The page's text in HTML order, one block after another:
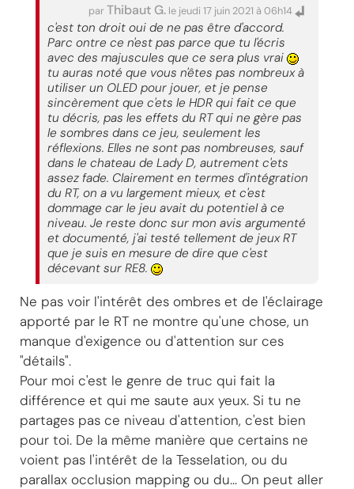
parThibaut G. le jeudi 17 juin 2021 à 06h14
c'est ton droit oui de ne pas être d'accord.
Parc ontre ce n'est pas parce que tu l'écris
avec des majuscules que ce sera plus vrai
tu auras noté que vous n'êtes pas nombreux à
utiliser un OLED pour jouer, et je pense
sincèrement que c'ets le HDR qui fait ce que
tu décris, pas les effets du RT qui ne gère pas
le sombres dans ce jeu, seulement les
réflexions. Elles ne sont pas nombreuses, sauf
dans le chateau de Lady D, autrement c'ets
assez fade. Clairement en termes d'intégration
du RT, on a vu largement mieux, et c'est
dommage car le jeu avait du potentiel à ce
niveau. Je reste donc sur mon avis argumenté
et documenté, j'ai testé tellement de jeux RT
que je suis en mesure de dire que c'est
décevant sur RE8.
Ne pas voir l'intérêt des ombres et de l'éclairage
apporté par le RT ne montre qu'une chose, un
manque d'exigence ou d'attention sur ces
"détails".
Pour moi c'est le genre de truc qui fait la
différence et qui me saute aux yeux. Si tu ne
partages pas ce niveau d'attention, c'est bien
pour toi. De la même manière que certains ne
voient pas l'intérêt de la Tesselation, ou du
parallax occlusion mapping ou du... On peut aller